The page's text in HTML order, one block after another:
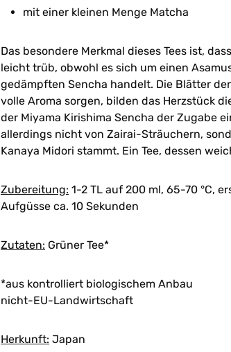
mit einer kleinen Menge Matcha
Das besondere Merkmal dieses Tees ist,
leicht trüb, obwohl es sich um einen
gedämpften Sencha handelt. Die Blätter
volle Aroma sorgen, bilden das Herzstück
der Miyama Kirishima Sencha der Zugabe
allerdings nicht von Zairai-Sträuchern,
Kanaya Midori stammt. Ein Tee, dessen
Zubereitung: 1-2 TL auf 200 ml, 65-70 °C,
Aufgüsse ca. 10 Sekunden
Zutaten: Grüner Tee*
*aus kontrolliert biologischem Anbau
nicht-EU-Landwirtschaft
Herkunft: Japan